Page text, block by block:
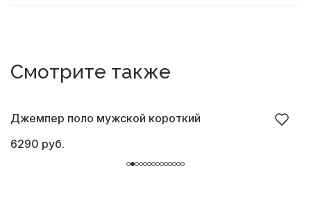
Смотрите также
Джемпер поло мужской короткий
6290 руб.